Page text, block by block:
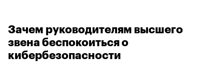
Зачем руководителям высшего
звена беспокоиться о
кибербезопасности